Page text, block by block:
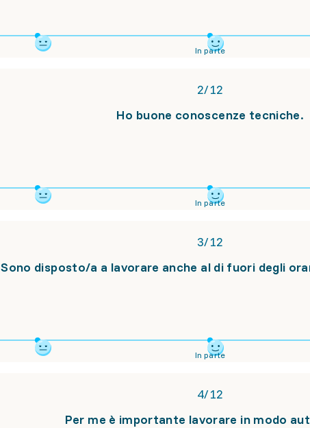
In parte
2/12
Ho buone conoscenze tecniche.
In parte
3/12
Sono disposto/a a lavorare anche al di fuori degli
In parte
4/12
Per me è importante lavorare in modo